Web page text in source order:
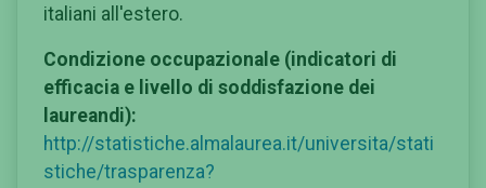
italiani all'estero.
Condizione occupazionale (indicatori di
efficacia e livello di soddisfazione dei
laureandi):
http://statistiche.almalaurea.it/universita/stati
stiche/trasparenza?